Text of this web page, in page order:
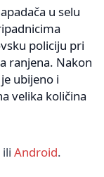
u selu
policiju pri
ranjena. Nakon
ubijeno i
velika količina
ili Android.